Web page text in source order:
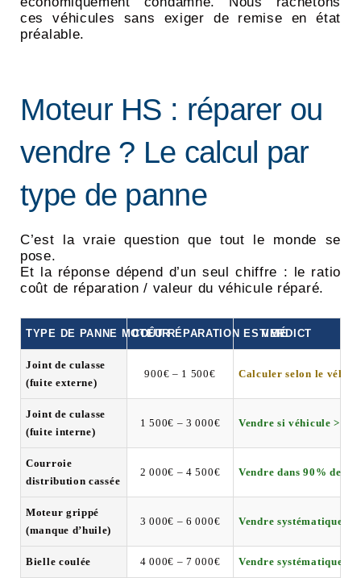
ces véhicules sans exiger de remise en état
préalable.
Moteur HS : réparer ou
vendre ? Le calcul par
type de panne
C’est la vraie question que tout le monde se
pose.
Et la réponse dépend d’un seul chiffre : le ratio
coût de réparation / valeur du véhicule réparé.
TYPE DE PANNE MOTEURCOÛT RÉPARATION ESTIMÉVERDICT
Joint de culasse
(fuite externe)
900€ – 1 500€ Calculer selon le
Joint de culasse
(fuite interne)
1 500€ – 3 000€ Vendre si véhicule > 10
Courroie
distribution cassée
2 000€ – 4 500€ Vendre dans 90% des
Moteur grippé
(manque d’huile)
3 000€ – 6 000€ Vendre
Bielle coulée 4 000€ – 7 000€ Vendre